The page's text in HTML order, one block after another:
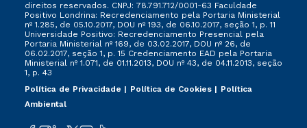
ofertada pela Instituição.
direitos reservados. CNPJ: 78.791.712/0001-63 Faculdade
Positivo Londrina: Recredenciamento pela Portaria Ministerial
nº 1.285, de 05.10.2017, DOU nº 193, de 06.10.2017, seção 1, p. 11
Universidade Positivo: Recredenciamento Presencial ​pela
Portaria Ministerial nº 169, de 03.02.2017, DOU nº 26, de
06.02.2017, seção 1, p. 15 Credenciamento EAD pela Portaria
Ministerial nº 1.071, de 01.11.2013, DOU nº 43, de 04.11.2013, seção
1, p. 43
Política de Privacidade
Política de Cookies
Política
Ambiental